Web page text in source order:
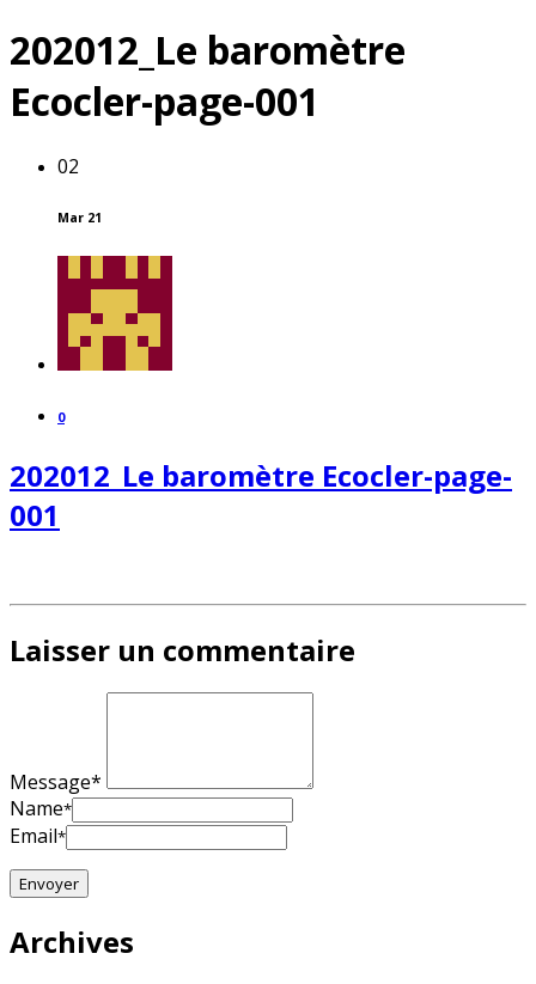
202012_Le baromètre
Ecocler-page-001
02
Mar 21
0
202012_Le baromètre Ecocler-page-
001
Laisser un commentaire
Message*
Name*
Email*
Archives